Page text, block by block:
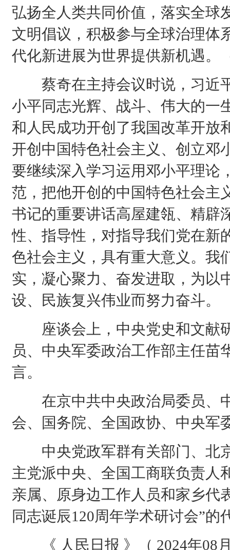
弘扬全人类共同价值，落实全球
文明倡议，积极参与全球治理体
代化新进展为世界提供新机遇。
蔡奇在主持会议时说，习近
小平同志光辉、战斗、伟大的一
和人民成功开创了我国改革开放
开创中国特色社会主义、创立邓
要继续深入学习运用邓小平理论
范，把他开创的中国特色社会主
书记的重要讲话高屋建瓴、精辟
性、指导性，对指导我们党在新
色社会主义，具有重大意义。我
实，凝心聚力、奋发进取，为以
设、民族复兴伟业而努力奋斗。
座谈会上，中央党史和文献
员、中央军委政治工作部主任苗
言。
在京中共中央政治局委员、
会、国务院、全国政协、中央军
中央党政军群有关部门、北
主党派中央、全国工商联负责人
亲属、原身边工作人员和家乡代
同志诞辰120周年学术研讨会”的
《 人民日报 》（ 2024年08